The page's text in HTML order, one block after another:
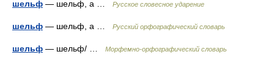
шельф — шельф, а … Русское словесное ударение
шельф — шельф, а … Русский орфографический словарь
шельф — шельф/ … Морфемно-орфографический словарь